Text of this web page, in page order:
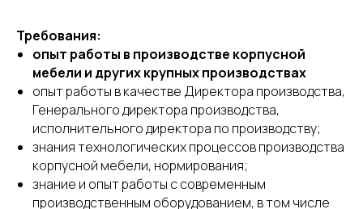
Требования:
опыт работы в производстве корпусной
мебели и других крупных производствах
опыт работы в качестве Директора производства,
Генерального директора производства,
исполнительного директора по производству;
знания технологических процессов производства
корпусной мебели, нормирования;
знание и опыт работы с современным
производственным оборудованием, в том числе